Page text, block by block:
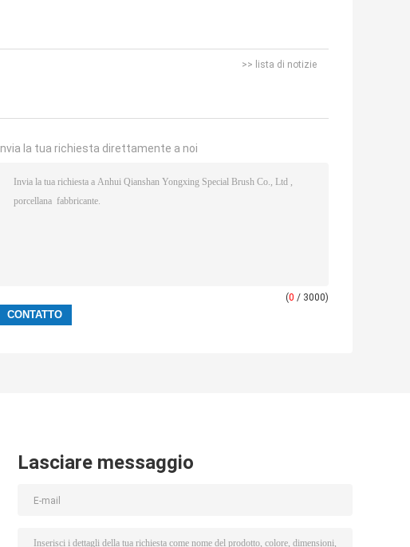
>> lista di notizie
Invia la tua richiesta direttamente a noi
(0 / 3000)
Lasciare messaggio